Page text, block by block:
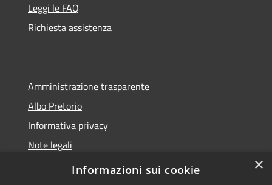
Leggi le FAQ
Richiesta assistenza
Amministrazione trasparente
Albo Pretorio
Informativa privacy
Note legali
Dichiarazione di accessibilità 2025 ×
Informazioni sui cookie